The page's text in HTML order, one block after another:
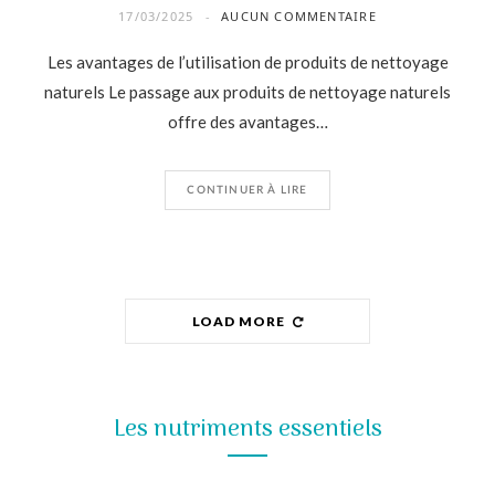
17/03/2025 AUCUN COMMENTAIRE
Les avantages de l’utilisation de produits de nettoyage
naturels Le passage aux produits de nettoyage naturels
offre des avantages…
CONTINUER À LIRE
LOAD MORE
Les nutriments essentiels